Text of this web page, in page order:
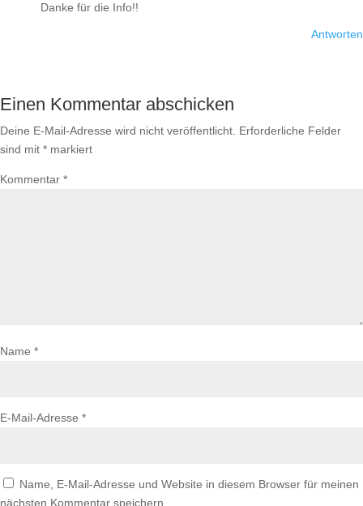
Danke für die Info!!
Antworten
Einen Kommentar abschicken
Deine E-Mail-Adresse wird nicht veröffentlicht. Erforderliche Felder
sind mit * markiert
Kommentar *
Name *
E-Mail-Adresse *
Name, E-Mail-Adresse und Website in diesem Browser für meinen
nächsten Kommentar speichern.